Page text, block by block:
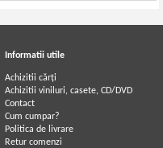
Informatii utile
Achizitii cărți
Achizitii viniluri, casete, CD/DVD
Contact
Cum cumpar?
Politica de livrare
Retur comenzi